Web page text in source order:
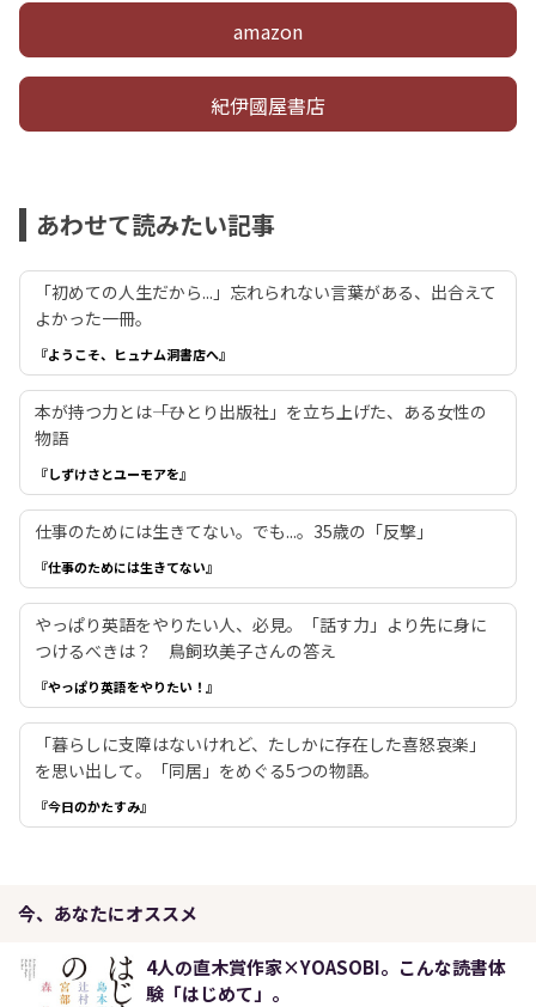
amazon
紀伊國屋書店
あわせて読みたい記事
「初めての人生だから...」忘れられない言葉がある、出合えて
よかった一冊。
『ようこそ、ヒュナム洞書店へ』
本が持つ力とは――「ひとり出版社」を立ち上げた、ある女性の
物語
『しずけさとユーモアを』
仕事のためには生きてない。でも...。35歳の「反撃」
『仕事のためには生きてない』
やっぱり英語をやりたい人、必見。「話す力」より先に身に
つけるべきは？ 鳥飼玖美子さんの答え
『やっぱり英語をやりたい！』
「暮らしに支障はないけれど、たしかに存在した喜怒哀楽」
を思い出して。「同居」をめぐる5つの物語。
『今日のかたすみ』
今、あなたにオススメ
4人の直木賞作家×YOASOBI。こんな読書体
験「はじめて」。